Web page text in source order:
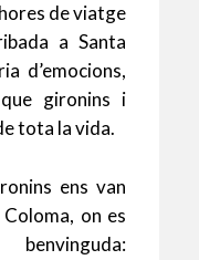
de viatge
a Santa
d’emocions,
gironins i
tota la vida.
ens van
on es